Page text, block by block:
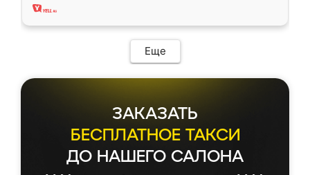
Еще
ЗАКАЗАТЬ
БЕСПЛАТНОЕ ТАКСИ
ДО НАШЕГО САЛОНА